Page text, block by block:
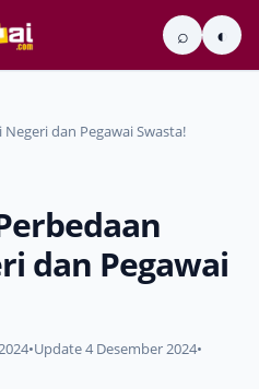
⌕ ◐
dan Pegawai Swasta!
dan Pegawai
•Update 4 Desember 2024•